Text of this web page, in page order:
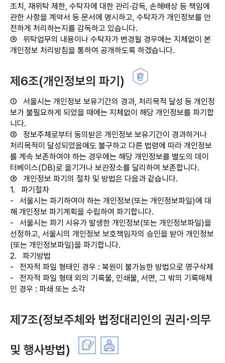
조치, 재위탁 제한, 수탁자에 대한 관리·감독, 손해배상 등 책임에
관한 사항을 계약서 등 문서에 명시하고, 수탁자가 개인정보를 안
전하게 처리하는지를 감독하고 있습니다.
③ 위탁업무의 내용이나 수탁자가 변경될 경우에는 지체없이 본
개인정보 처리방침을 통하여 공개하도록 하겠습니다.
제6조(개인정보의 파기)
① 서울시는 개인정보 보유기간의 경과, 처리목적 달성 등 개인정
보가 불필요하게 되었을 때에는 지체없이 해당 개인정보를 파기합
니다.
② 정보주체로부터 동의받은 개인정보 보유기간이 경과하거나
처리목적이 달성되었음에도 불구하고 다른 법령에 따라 개인정보
를 계속 보존하여야 하는 경우에는 해당 개인정보를 별도의 데이
터베이스(DB)로 옮기거나 보관장소를 달리하여 보존합니다.
③ 개인정보 파기의 절차 및 방법은 다음과 같습니다.
1. 파기절차
- 서울시는 파기하여야 하는 개인정보(또는 개인정보파일)에 대
해 개인정보 파기계획을 수립하여 파기합니다.
- 서울시는 파기 사유가 발생한 개인정보(또는 개인정보파일)을
선정하고, 서울시의 개인정보 보호책임자의 승인을 받아 개인정보
(또는 개인정보파일)을 파기합니다.
2. 파기방법
- 전자적 파일 형태인 경우 : 복원이 불가능한 방법으로 영구삭제
- 전자적 파일 형태 외의 기록물, 인쇄물, 서면, 그 밖의 기록매체
인 경우 : 파쇄 또는 소각
제7조(정보주체와 법정대리인의 권리⋅의무
및 행사방법)